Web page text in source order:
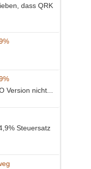
dass QRK
Version nicht...
Steuersatz